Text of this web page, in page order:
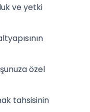
ve yetki
özel
tahsisinin